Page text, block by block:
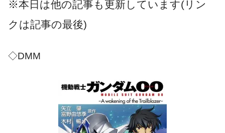
※本日は他の記事も更新しています(リン
クは記事の最後)
◇DMM